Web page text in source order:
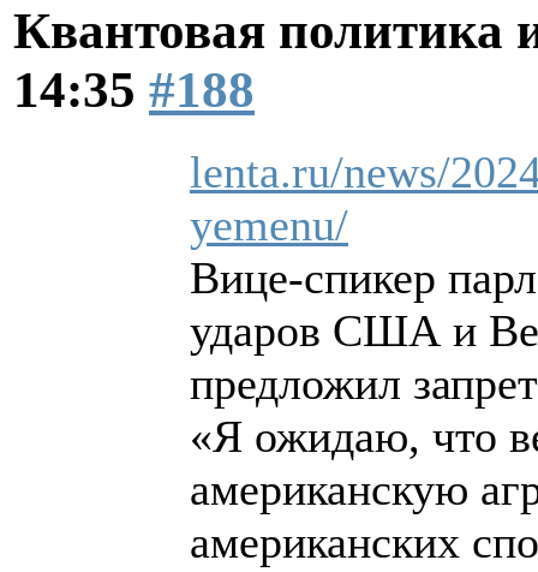
Квантовая политика
14:35 #188
lenta.ru/news/
yemenu/
Вице-спикер
ударов США и
предложил
«Я ожидаю, что
американскую
американских